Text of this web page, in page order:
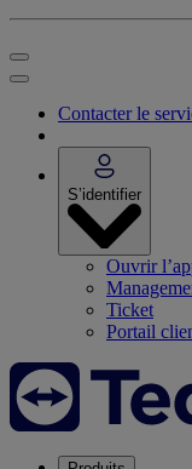
Contacter le
S’identifier
Ouvrir
Ticket
Portail